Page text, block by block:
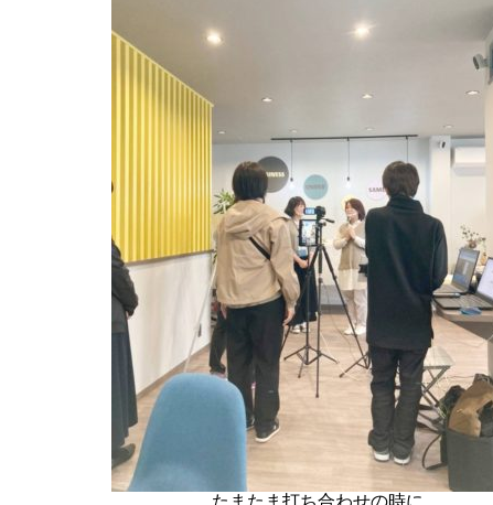
たまたま打ち合わせの時に